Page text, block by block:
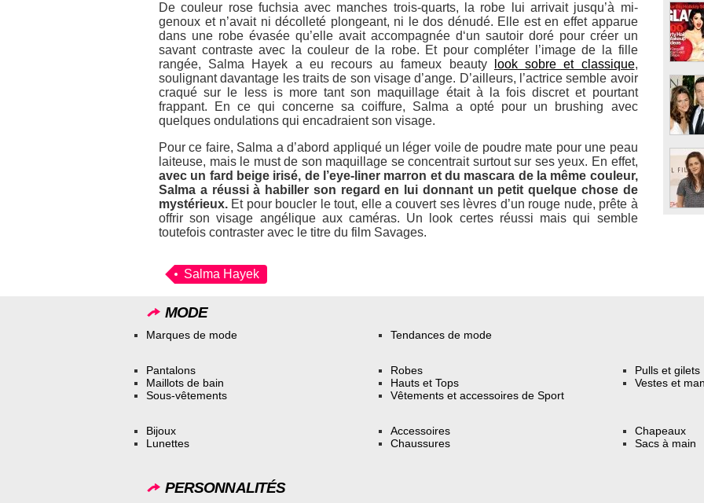
De couleur rose fuchsia avec manches trois-quarts, la robe lui arrivait jusqu’à mi-
genoux et n’avait ni décolleté plongeant, ni le dos dénudé. Elle est en effet apparue
dans une robe évasée qu’elle avait accompagnée d‘un sautoir doré pour créer un
savant contraste avec la couleur de la robe. Et pour compléter l’image de la fille
rangée, Salma Hayek a eu recours au fameux beauty
look sobre et classique,
soulignant davantage les traits de son visage d’ange. D’ailleurs, l’actrice semble avoir
craqué sur le
less is moretant son maquillage était à la fois discret et pourtant
frappant. En ce qui concerne sa coiffure, Salma a opté pour un brushing avec
quelques ondulations qui encadraient son visage.
Pour ce faire, Salma a d’abord appliqué un léger voile de poudre mate pour une peau
laiteuse, mais le must de son maquillage se concentrait surtout sur ses yeux. En effet,
avec un fard beige irisé, de l’eye-liner marron et du mascara de la même couleur,
Salma a réussi à habiller son regard en lui donnant un petit quelque chose de
mystérieux. Et pour boucler le tout, elle a couvert ses lèvres d’un rouge nude, prête à
offrir son visage angélique aux caméras. Un look certes réussi mais qui semble
toutefois contraster avec le titre du film Savages.
Salma Hayek
MODE
Marques de mode Tendances de mode
Pantalons
Maillots de bain
Sous-vêtements
Robes
Hauts et Tops
Vêtements et accessoires de Sport
Pulls et gilets
Vestes et
Bijoux
Lunettes
Accessoires
Chaussures
Chapeaux
Sacs à main
PERSONNALITÉS